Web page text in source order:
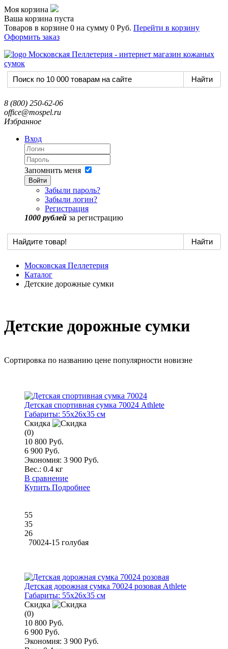
Моя корзина
Ваша корзина пуста
Товаров в корзине 0 на сумму 0 Руб. Перейти в корзину
Оформить заказ
8 (800) 250-62-06
office@mospel.ru
Избранное
Вход
Запомнить меня
Войти
Забыли пароль?
Забыли логин?
Регистрация
1000 рублей за регистрацию
Московская Пеллетерия
Каталог
Детские дорожные сумки
Детские дорожные сумки
Сортировка по названию цене популярности новизне
Детская спортивная сумка 70024 Athlete
Габариты: 55x26x35 см
Скидка
(0)
10 800 Руб.
6 900 Руб.
Экономия: 3 900 Руб.
Вес.: 0.4 кг
В сравнение
Купить Подробнее
55
35
26
70024-15 голубая
Детская дорожная сумка 70024 розовая Athlete
Габариты: 55x26x35 см
Скидка
(0)
10 800 Руб.
6 900 Руб.
Экономия: 3 900 Руб.